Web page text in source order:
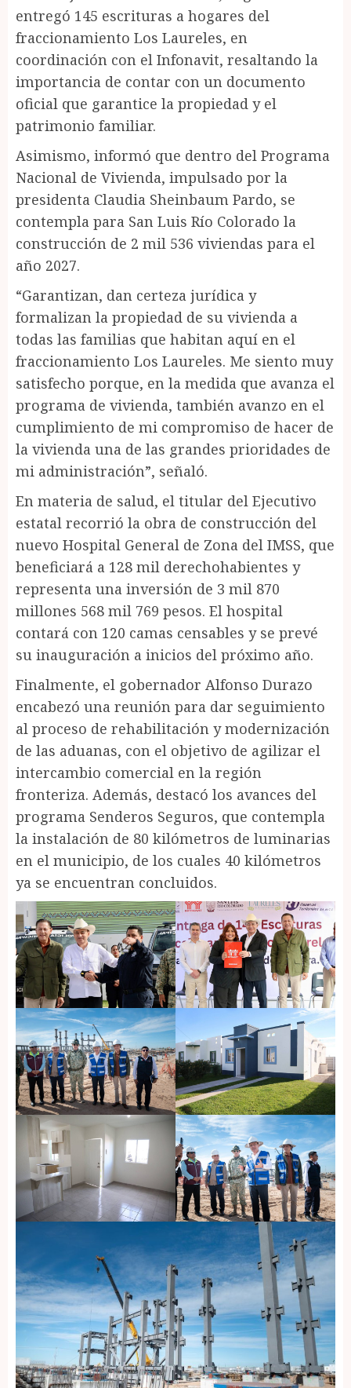
entregó 145 escrituras a hogares del
fraccionamiento Los Laureles, en
coordinación con el Infonavit, resaltando la
importancia de contar con un documento
oficial que garantice la propiedad y el
patrimonio familiar.
Asimismo, informó que dentro del Programa
Nacional de Vivienda, impulsado por la
presidenta Claudia Sheinbaum Pardo, se
contempla para San Luis Río Colorado la
construcción de 2 mil 536 viviendas para el
año 2027.
“Garantizan, dan certeza jurídica y
formalizan la propiedad de su vivienda a
todas las familias que habitan aquí en el
fraccionamiento Los Laureles. Me siento muy
satisfecho porque, en la medida que avanza el
programa de vivienda, también avanzo en el
cumplimiento de mi compromiso de hacer de
la vivienda una de las grandes prioridades de
mi administración”, señaló.
En materia de salud, el titular del Ejecutivo
estatal recorrió la obra de construcción del
nuevo Hospital General de Zona del IMSS, que
beneficiará a 128 mil derechohabientes y
representa una inversión de 3 mil 870
millones 568 mil 769 pesos. El hospital
contará con 120 camas censables y se prevé
su inauguración a inicios del próximo año.
Finalmente, el gobernador Alfonso Durazo
encabezó una reunión para dar seguimiento
al proceso de rehabilitación y modernización
de las aduanas, con el objetivo de agilizar el
intercambio comercial en la región
fronteriza. Además, destacó los avances del
programa Senderos Seguros, que contempla
la instalación de 80 kilómetros de luminarias
en el municipio, de los cuales 40 kilómetros
ya se encuentran concluidos.